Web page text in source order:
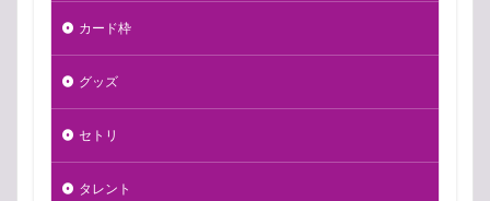
カード枠
グッズ
セトリ
タレント